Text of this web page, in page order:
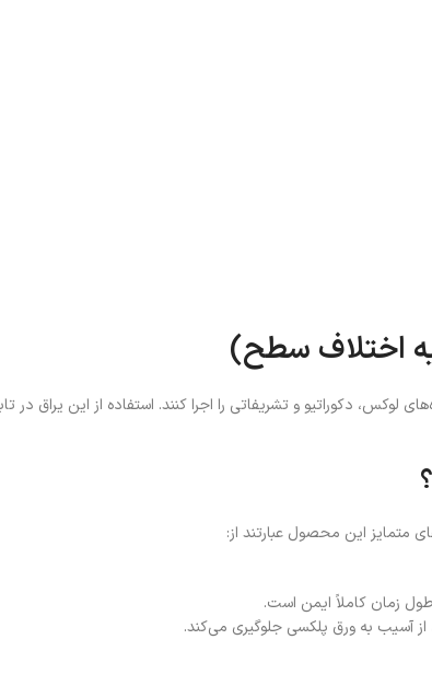
اختلاف سطح)
لوکس، دکوراتیو و تشریفاتی را اجرا کنند. استفاده از این یراق
متمایز این محصول عبارتند از:
طول زمان کاملاً ایمن است.
آسیب به ورق پلکسی جلوگیری می‌کند.